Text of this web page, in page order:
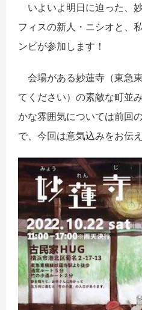
いよいよ明日に迫った、
フィスの新人・ニシオと、
ンビが参加します！
会場がある妙蓮寺（東急
てください）の素敵な町並
かな雰囲気については前回
で、今回は意気込みをお伝